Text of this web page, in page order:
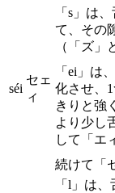
séi
セェ
ィ
「s」は
て、その
（「ズ」
「ei」は
化させ、
きりと強
より少し
して「エ
続けて「
「l」は